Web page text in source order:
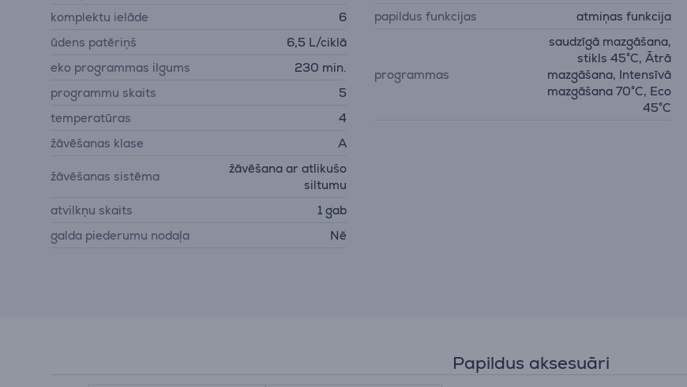
komplektu ielāde
6
ūdens patēriņš
6,5 L/ciklā
eko programmas ilgums
230 min.
programmu skaits
5
temperatūras
4
žāvēšanas klase
A
žāvēšanas sistēma
žāvēšana ar atlikušo
siltumu
atvilkņu skaits
1 gab
galda piederumu nodaļa
Nē
papildus funkcijas
atmiņas funkcija
programmas
saudzīgā mazgāšana,
stikls 45°C, Ātrā
mazgāšana, Intensīvā
mazgāšana 70°C, Eco
45°C
Papildus aksesuāri